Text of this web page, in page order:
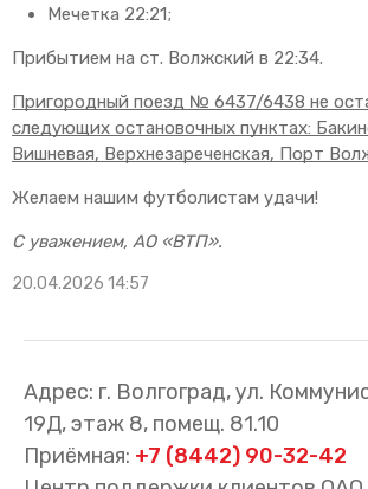
Мечетка 22:21;
Прибытием на ст. Волжский в 22:34.
Пригородный поезд № 6437/6438 не
следующих остановочных пунктах:
Вишневая, Верхнезареченская, Порт
Желаем нашим футболистам удачи!
С уважением, АО «ВТП».
20.04.2026 14:57
Адрес: г. Волгоград, ул.
19Д, этаж 8, помещ. 81.10
Приёмная: +7 (8442) 90-32-42